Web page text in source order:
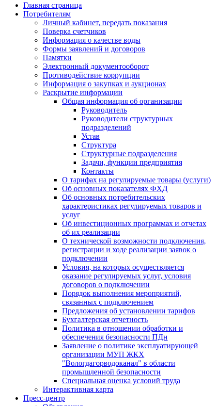
Главная страница
Потребителям
Личный кабинет, передать показания
Поверка счетчиков
Информация о качестве воды
Формы заявлений и договоров
Памятки
Электронный документооборот
Противодействие коррупции
Информация о закупках и аукционах
Раскрытие информации
Общая информация об организации
Руководитель
Руководители структурных
подразделений
Устав
Структура
Структурные подразделения
Задачи, функции предприятия
Контакты
О тарифах на регулируемые товары (услуги)
Об основных показателях ФХД
Об основных потребительских
характеристиках регулируемых товаров и
услуг
Об инвестиционных программах и отчетах
об их реализации
О технической возможности подключения,
регистрации и ходе реализации заявок о
подключении
Условия, на которых осуществляется
оказание регулируемых услуг, условия
договоров о подключении
Порядок выполнения мероприятий,
связанных с подключением
Предложения об установлении тарифов
Бухгалтерская отчетность
Политика в отношении обработки и
обеспечения безопасности ПДн
Заявление о политике эксплуатирующей
организации МУП ЖКХ
"Вологдагорводоканал" в области
промышленной безопасности
Специальная оценка условий труда
Интерактивная карта
Пресс-центр